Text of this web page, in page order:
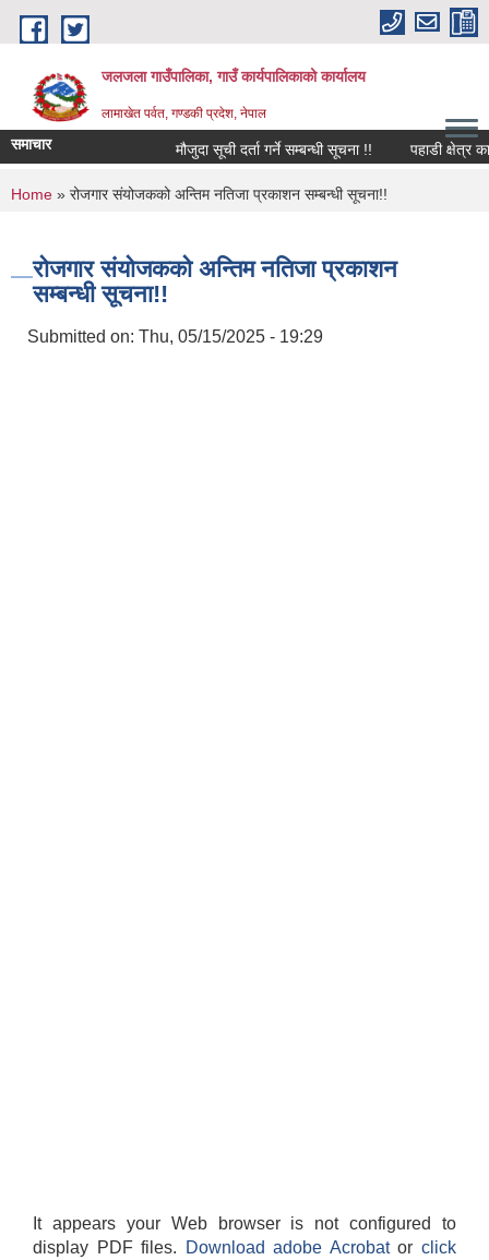
Skip to main content
जलजला गाउँपालिका, गाउँ कार्यपालिकाको कार्यालय
लामाखेत पर्वत, गण्डकी प्रदेश, नेपाल
समाचार मौजुदा सूची दर्ता गर्ने सम्बन्धी सूचना !! पहाडी क्षेत्र
You are here
Home » रोजगार संयोजकको अन्तिम नतिजा प्रकाशन सम्बन्धी सूचना!!
रोजगार संयोजकको अन्तिम नतिजा प्रकाशन
सम्बन्धी सूचना!!
Submitted on: Thu, 05/15/2025 - 19:29
It appears your Web browser is not configured to
display PDF files.
Download adobe Acrobatorclick